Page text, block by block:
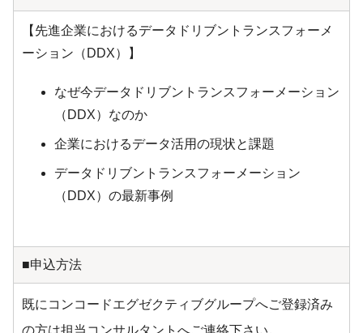
【先進企業におけるデータドリブントランスフォーメ
ーション（DDX）】
なぜ今データドリブントランスフォーメーション
（DDX）なのか
企業におけるデータ活用の現状と課題
データドリブントランスフォーメーション
（DDX）の最新事例
■申込方法
既にコンコードエグゼクティブグループへご登録済み
の方は担当コンサルタントへご連絡下さい。